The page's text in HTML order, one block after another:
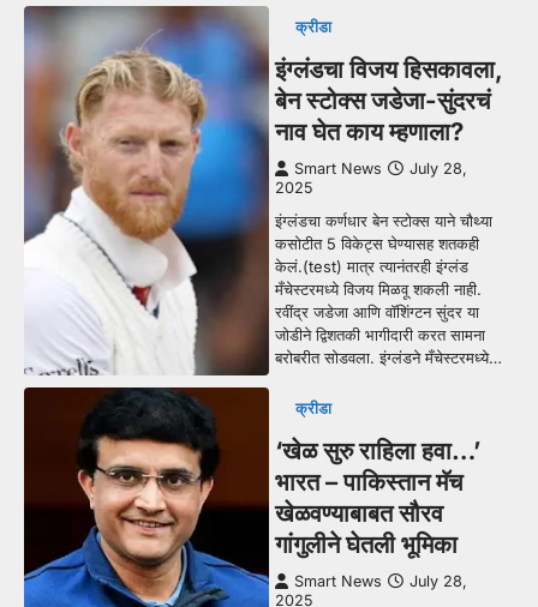
क्रीडा
इंग्लंडचा विजय हिसकावला,
बेन स्टोक्स जडेजा-सुंदरचं
नाव घेत काय म्हणाला?
Smart News
July 28,
2025
इंग्लंडचा कर्णधार बेन स्टोक्स याने चौथ्या
कसोटीत 5 विकेट्स घेण्यासह शतकही
केलं.(test) मात्र त्यानंतरही इंग्लंड
मँचेस्टरमध्ये विजय मिळवू शकली नाही.
रवींद्र जडेजा आणि वॉशिंग्टन सुंदर या
जोडीने द्विशतकी भागीदारी करत सामना
बरोबरीत सोडवला. इंग्लंडने मँचेस्टरमध्ये…
क्रीडा
‘खेळ सुरु राहिला हवा…’
भारत – पाकिस्तान मॅच
खेळवण्याबाबत सौरव
गांगुलीने घेतली भूमिका
Smart News
July 28,
2025